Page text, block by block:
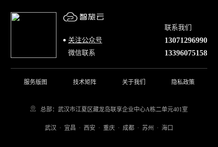
关注公众号
微信联系
联系我们
13071296990
13396075158
服务版图 技术矩阵 关于我们 隐私政策
总部：武汉市江夏区藏龙岛联享企业中心A栋二单元401室
武汉 · 宜昌 · 西安 · 重庆 · 成都 · 苏州 · 海口